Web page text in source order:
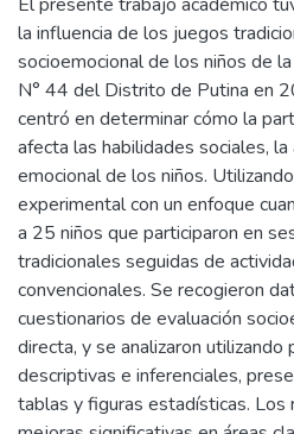
la influencia de los juegos
socioemocional de los niños de
N° 44 del Distrito de Putina en
centró en determinar cómo la
afecta las habilidades sociales,
emocional de los niños.
experimental con un enfoque
a 25 niños que participaron en
tradicionales seguidas de
convencionales. Se recogieron
cuestionarios de evaluación
directa, y se analizaron
descriptivas e inferenciales,
tablas y figuras estadísticas. Los